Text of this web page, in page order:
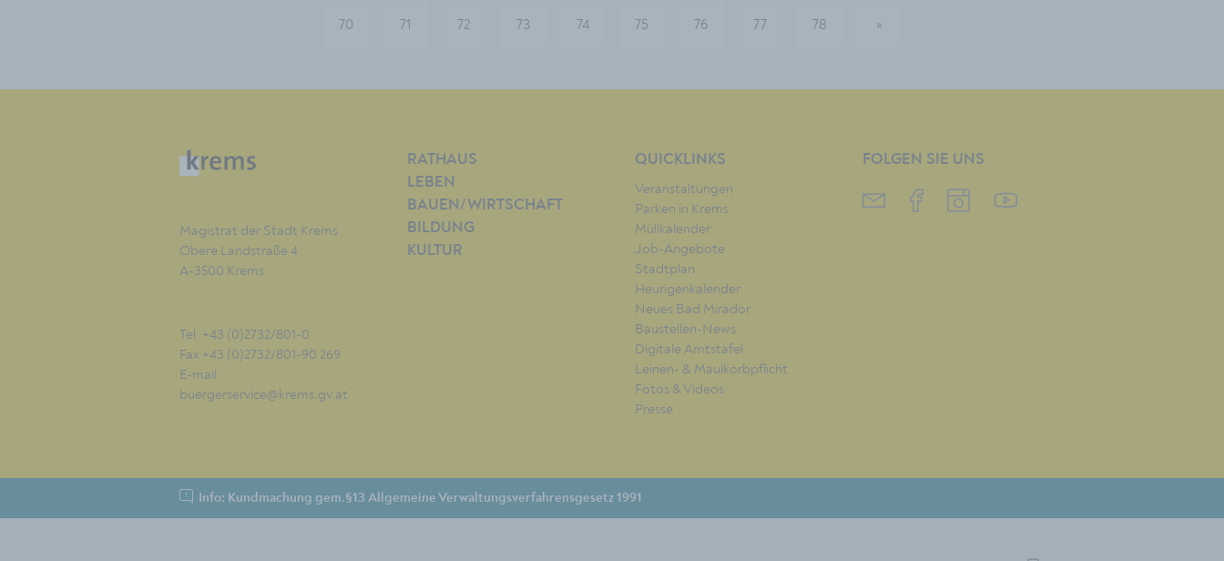
70 71 72 73 74 75 76 77 78 »
Magistrat der Stadt Krems
Obere Landstraße 4
A-3500 Krems
Tel. +43 (0)2732/801-0
Fax +43 (0)2732/801-90 269
E-mail:
buergerservice@krems.gv.at
RATHAUS
LEBEN
BAUEN/WIRTSCHAFT
BILDUNG
KULTUR
QUICKLINKS
Veranstaltungen
Parken in Krems
Müllkalender
Job-Angebote
Stadtplan
Heurigenkalender
Neues Bad Mirador
Baustellen-News
Digitale Amtstafel
Leinen- & Maulkorbpflicht
Fotos & Videos
Presse
FOLGEN SIE UNS
Info: Kundmachung gem.§13 Allgemeine Verwaltungsverfahrensgesetz 1991